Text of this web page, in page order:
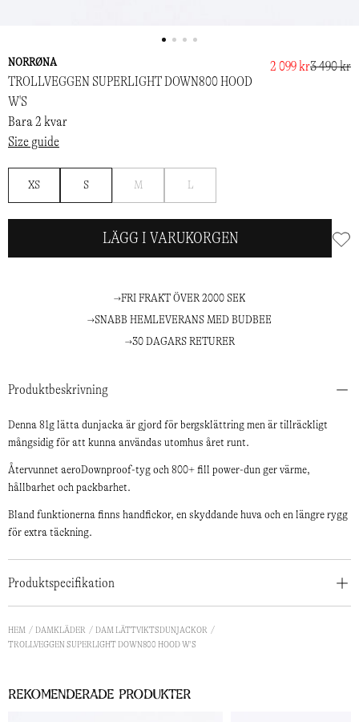
Produktbeskrivning
Denna 81g lätta dunjacka är gjord för bergsklättring men är tillräckligt
mångsidig för att kunna användas utomhus året runt.
Återvunnet aeroDownproof-tyg och 800+ fill power-dun ger värme,
hållbarhet och packbarhet.
Bland funktionerna finns handfickor, en skyddande huva och en längre rygg
för extra täckning.
Produktspecifikation
NORRØNA
TROLLVEGGEN SUPERLIGHT DOWN800 HOOD
W'S
2 099 kr3 490 kr
Bara 2 kvar
Size guide
XS S M L
LÄGG I VARUKORGEN
FRI FRAKT ÖVER 2000 SEK
SNABB HEMLEVERANS MED BUDBEE
30 DAGARS RETURER
HEM DAMKLÄDER
DAM LÄTTVIKTSDUNJACKOR
TROLLVEGGEN SUPERLIGHT DOWN800 HOOD W'S
Rekomenderade Produkter